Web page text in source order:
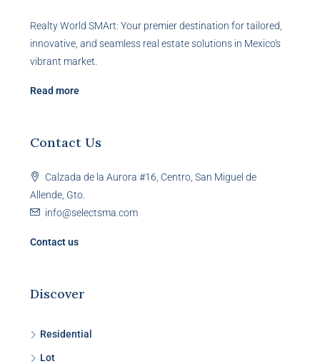
Realty World SMArt: Your premier destination for tailored,
innovative, and seamless real estate solutions in Mexico's
vibrant market.
Read more
Contact Us
Calzada de la Aurora #16, Centro, San Miguel de
Allende, Gto.
info@selectsma.com
Contact us
Discover
Residential
Lot